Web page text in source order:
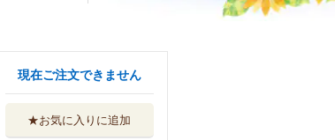
現在ご注文できません
★お気に入りに追加